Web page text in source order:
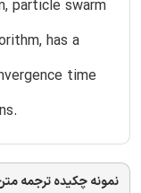
particle swarm
has a
time
نمونه چکیده ترجمه